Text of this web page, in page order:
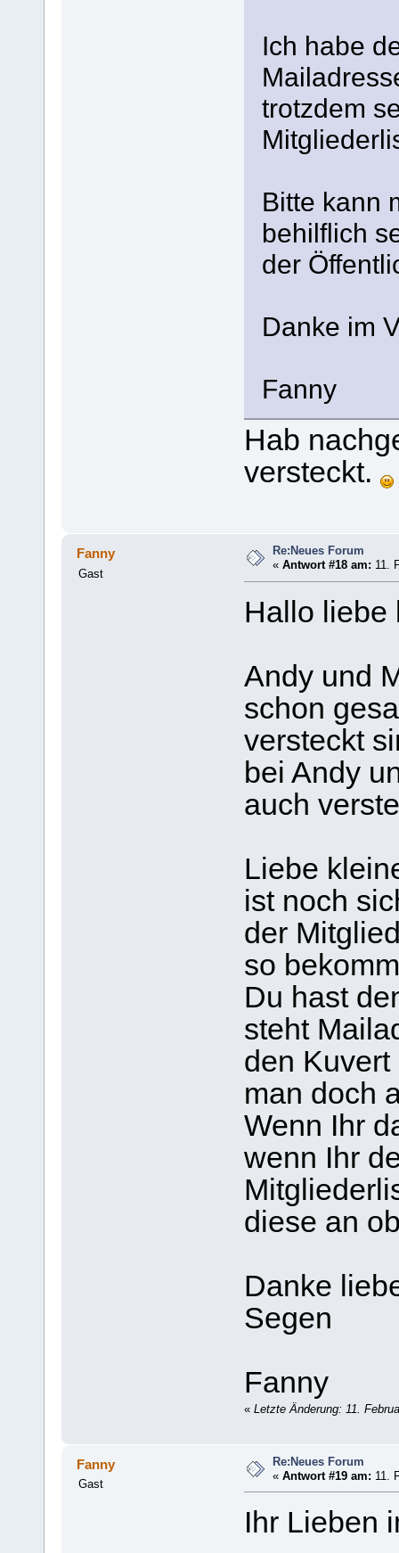
Ich habe
trotzdem
Bitte kann
behilflich
der
Danke im
Fanny
Hab
versteckt.
Fanny
Gast
Re:Neues Forum
«Antwort #18 am: 11.
Hallo liebe
Andy und
schon
versteckt
bei Andy
auch
Liebe
ist noch
der
so
Du hast
steht
den
man doch
Wenn Ihr
wenn Ihr
diese an
Danke
Segen
Fanny
« Letzte Änderung: 11.
Fanny
Gast
Re:Neues Forum
«Antwort #19 am: 11.
Ihr Lieben